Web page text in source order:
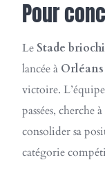
Pour
Le Stade
lancée à Orléans
victoire.
passées,
consolider sa
catégorie